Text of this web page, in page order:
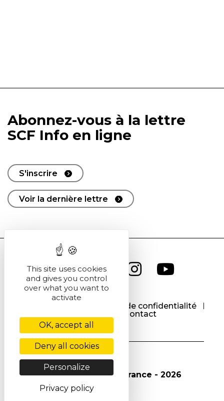
Abonnez-vous à la lettre
SCF Info en ligne
S'inscrire
Voir la dernière lettre
Politique de confidentialité
Contact
© Société Chimique de France - 2026
This site uses cookies
and gives you control
over what you want to
activate
OK, accept all
Deny all cookies
Personalize
Privacy policy